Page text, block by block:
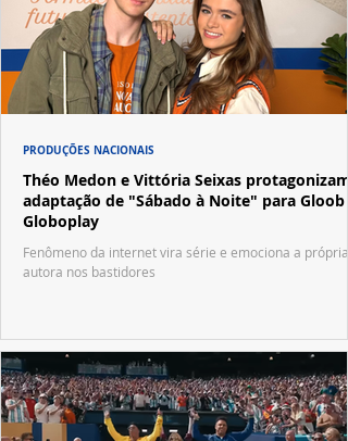
Théo Medon e Vittória Seixas protagonizam
adaptação de "Sábado à Noite" para Gloob e
Globoplay
Fenômeno da internet vira série e emociona a própria
autora nos bastidores
PRODUÇÕES NACIONAIS